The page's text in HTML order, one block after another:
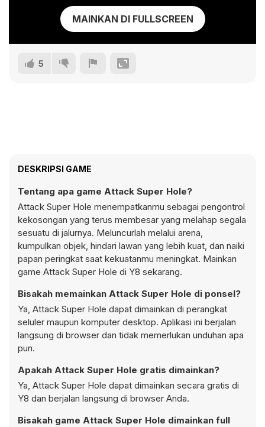
MAINKAN DI FULLSCREEN
5
DESKRIPSI GAME
Tentang apa game Attack Super Hole?
Attack Super Hole menempatkanmu sebagai pengontrol
kekosongan yang terus membesar yang melahap segala
sesuatu di jalurnya. Meluncurlah melalui arena,
kumpulkan objek, hindari lawan yang lebih kuat, dan naiki
papan peringkat saat kekuatanmu meningkat. Mainkan
game Attack Super Hole di Y8 sekarang.
Bisakah memainkan Attack Super Hole di ponsel?
Ya, Attack Super Hole dapat dimainkan di perangkat
seluler maupun komputer desktop. Aplikasi ini berjalan
langsung di browser dan tidak memerlukan unduhan apa
pun.
Apakah Attack Super Hole gratis dimainkan?
Ya, Attack Super Hole dapat dimainkan secara gratis di
Y8 dan berjalan langsung di browser Anda.
Bisakah game Attack Super Hole dimainkan full